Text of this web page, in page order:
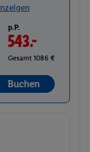
p.P.
543.-
Gesamt 1086 €
Buchen